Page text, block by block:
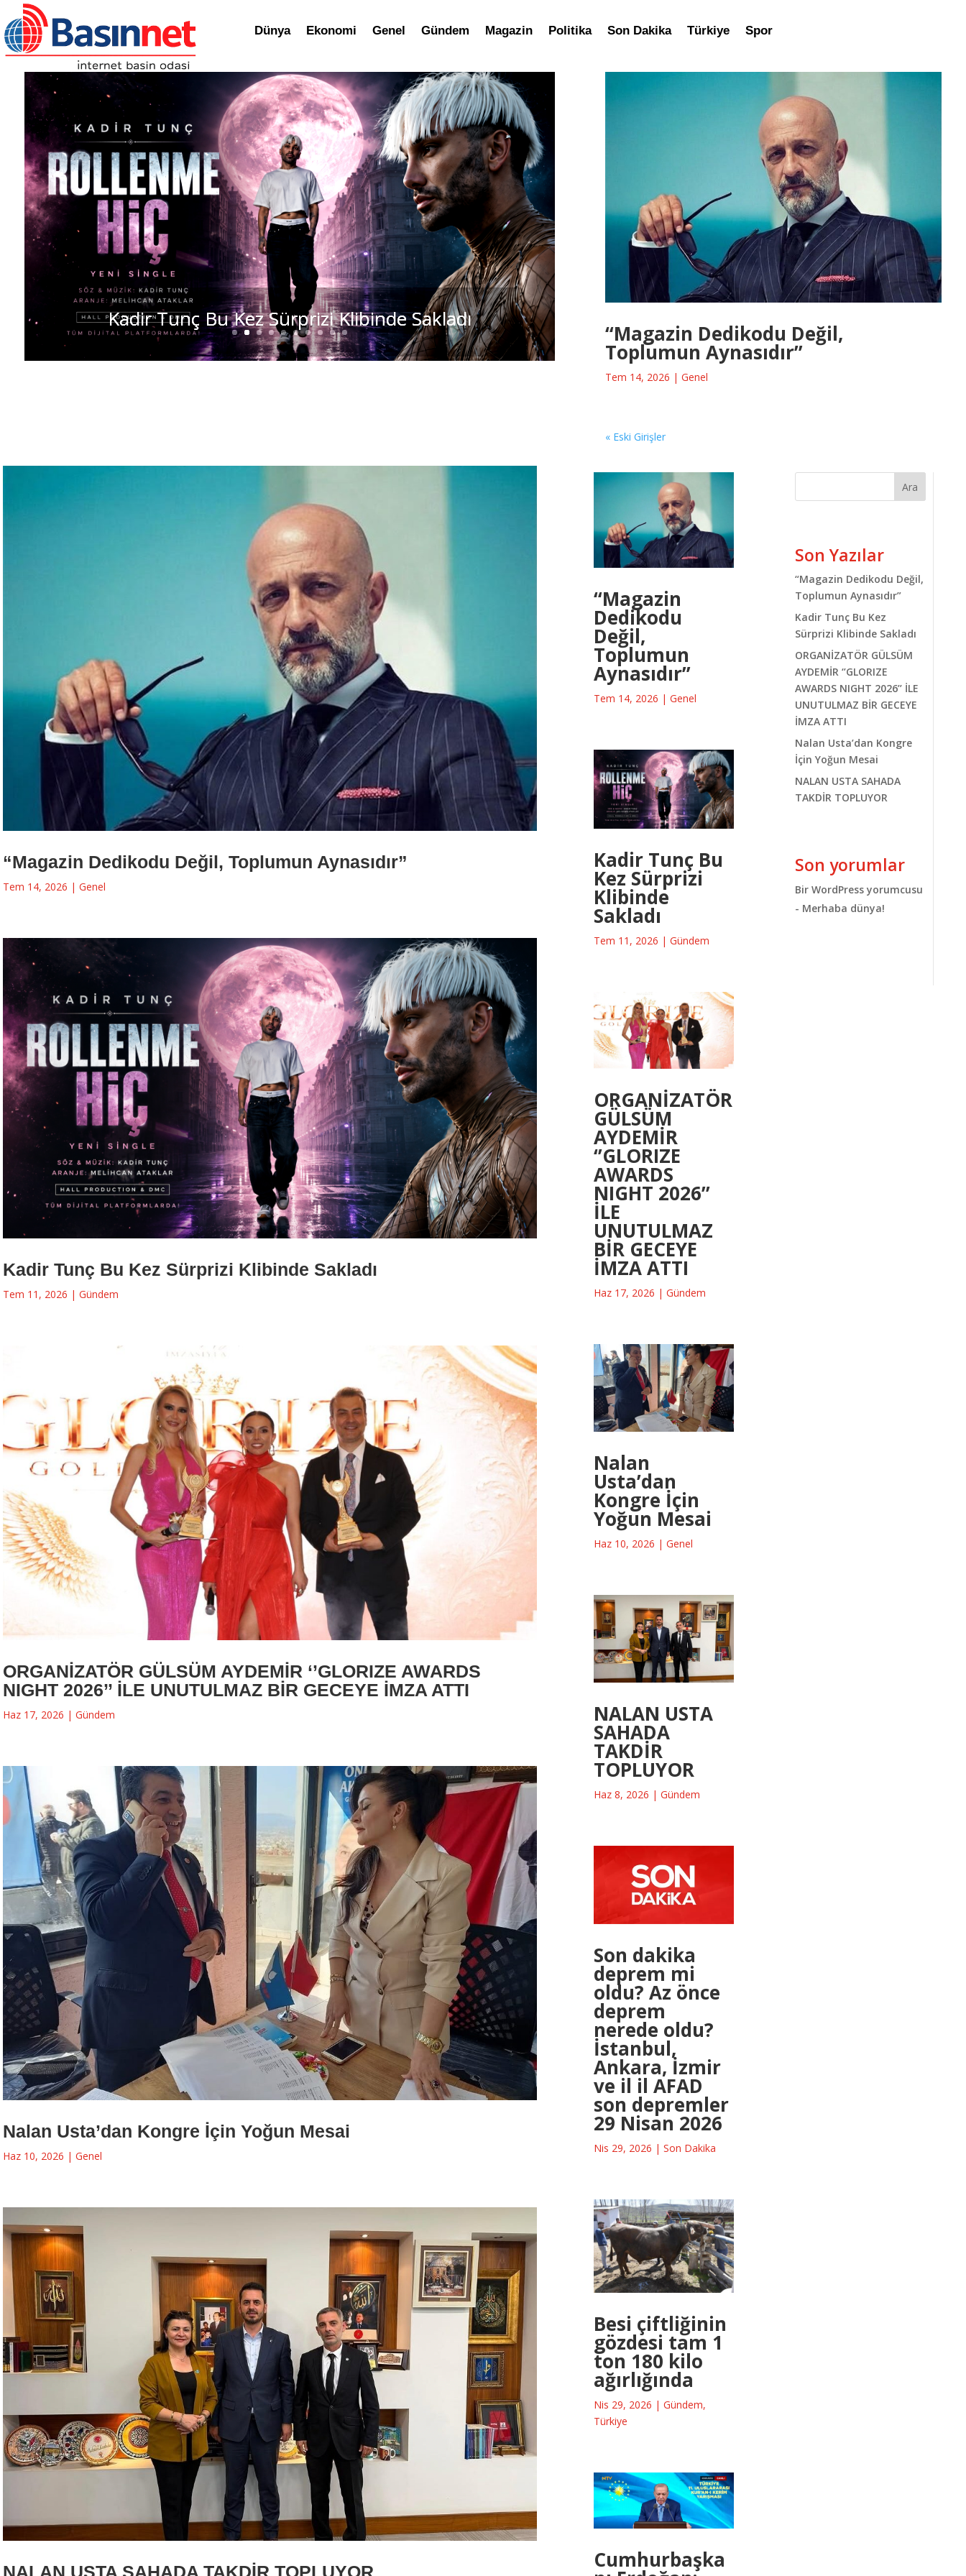
Dünya Ekonomi Genel Gündem Magazin Politika Son Dakika Türkiye Spor
ORGANİZATÖR GÜLSÜM AYDEMİR ‘’GLORIZE
“Magazin Dedikodu Değil,
Toplumun Aynasıdır”
Tem 14, 2026 | Genel
« Eski Girişler
“Magazin Dedikodu Değil, Toplumun Aynasıdır”
Tem 14, 2026 | Genel
Kadir Tunç Bu Kez Sürprizi Klibinde Sakladı
Tem 11, 2026 | Gündem
ORGANİZATÖR GÜLSÜM AYDEMİR ‘’GLORIZE AWARDS
NIGHT 2026’’ İLE UNUTULMAZ BİR GECEYE İMZA ATTI
Haz 17, 2026 | Gündem
Nalan Usta’dan Kongre İçin Yoğun Mesai
Haz 10, 2026 | Genel
NALAN USTA SAHADA TAKDİR TOPLUYOR
“Magazin
Dedikodu
Değil,
Toplumun
Aynasıdır”
Tem 14, 2026 |Genel
Kadir Tunç Bu
Kez Sürprizi
Klibinde
Sakladı
Tem 11, 2026 |Gündem
ORGANİZATÖR
GÜLSÜM
AYDEMİR
‘’GLORIZE
AWARDS
NIGHT 2026’’
İLE
UNUTULMAZ
BİR GECEYE
İMZA ATTI
Haz 17, 2026 |Gündem
Nalan
Usta’dan
Kongre İçin
Yoğun Mesai
Haz 10, 2026 |Genel
NALAN USTA
SAHADA
TAKDİR
TOPLUYOR
Haz 8, 2026 |Gündem
Son dakika
deprem mi
oldu? Az önce
deprem
nerede oldu?
İstanbul,
Ankara, İzmir
ve il il AFAD
son depremler
29 Nisan 2026
Nis 29, 2026 |Son Dakika
Besi çiftliğinin
gözdesi tam 1
ton 180 kilo
ağırlığında
Nis 29, 2026 |Gündem,
Türkiye
Cumhurbaşka
Ara
Son Yazılar
“Magazin Dedikodu Değil,
Toplumun Aynasıdır”
Kadir Tunç Bu Kez
Sürprizi Klibinde Sakladı
ORGANİZATÖR GÜLSÜM
AYDEMİR ‘’GLORIZE
AWARDS NIGHT 2026’’ İLE
UNUTULMAZ BİR GECEYE
İMZA ATTI
Nalan Usta’dan Kongre
İçin Yoğun Mesai
NALAN USTA SAHADA
TAKDİR TOPLUYOR
Son yorumlar
Bir WordPress yorumcusu
- Merhaba dünya!